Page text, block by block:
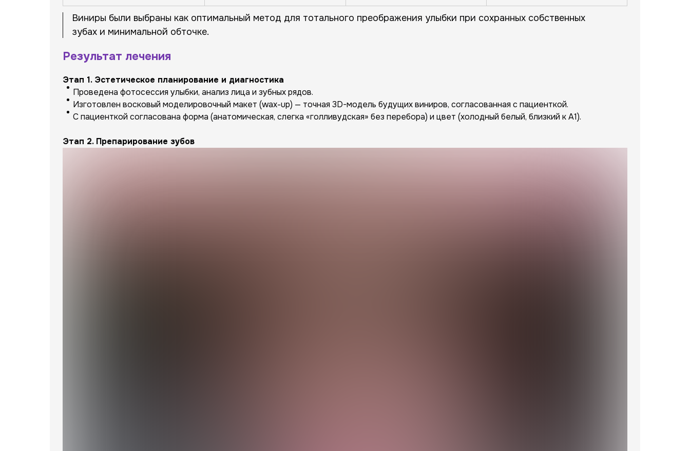
Виниры были выбраны как оптимальный метод для тотального преображения улыбки при сохранных собственных
зубах и минимальной обточке.
Результат лечения
Этап 1. Эстетическое планирование и диагностика
Проведена фотосессия улыбки, анализ лица и зубных рядов.
Изготовлен восковый моделировочный макет (wax-up) — точная 3D-модель будущих виниров, согласованная с пациенткой.
С пациенткой согласована форма (анатомическая, слегка «голливудская» без перебора) и цвет (холодный белый, близкий к A1).
Этап 2. Препарирование зубов